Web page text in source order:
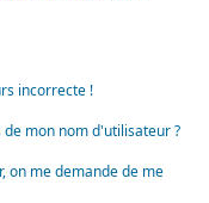
incorrecte !
mon nom d'utilisateur ?
on me demande de me